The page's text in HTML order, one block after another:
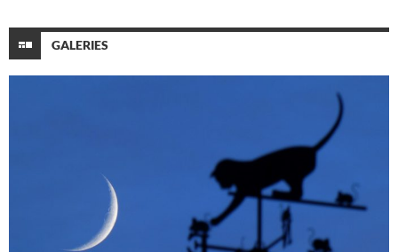
GALERIES